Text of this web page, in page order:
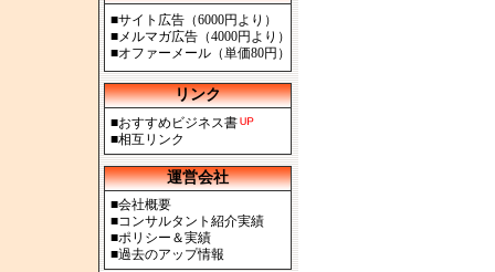
■サイト広告（6000円より）
■メルマガ広告（4000円より）
■オファーメール（単価80円）
リンク
■おすすめビジネス書
■相互リンク
運営会社
■会社概要
■コンサルタント紹介実績
■ポリシー＆実績
■過去のアップ情報